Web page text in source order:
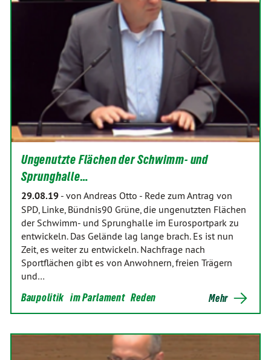
Ungenutzte Flächen der Schwimm- und
Sprunghalle…
29.08.19 - von Andreas Otto - Rede zum Antrag von
SPD, Linke, Bündnis90 Grüne, die ungenutzten Flächen
der Schwimm- und Sprunghalle im Eurosportpark zu
entwickeln. Das Gelände lag lange brach. Es ist nun
Zeit, es weiter zu entwickeln. Nachfrage nach
Sportflächen gibt es von Anwohnern, freien Trägern
und…
Baupolitik im Parlament Reden Mehr